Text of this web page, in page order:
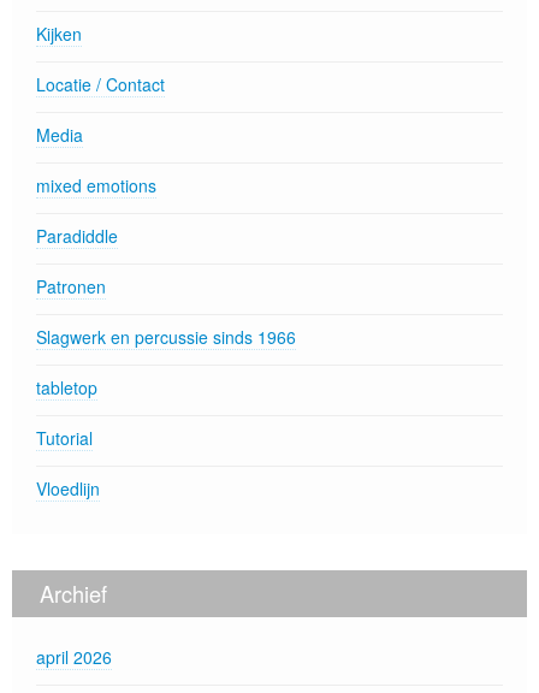
Kijken
Locatie / Contact
Media
mixed emotions
Paradiddle
Patronen
Slagwerk en percussie sinds 1966
tabletop
Tutorial
Vloedlijn
Archief
april 2026